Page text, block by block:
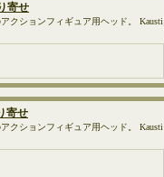
寄せ
クションフィギュア用ヘッド。 Kausti
寄せ
クションフィギュア用ヘッド。 Kausti